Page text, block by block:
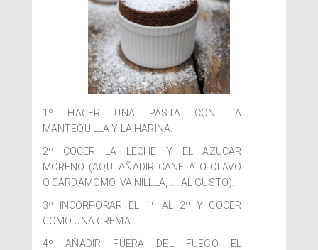
1º HACER UNA PASTA CON LA
MANTEQUILLA Y LA HARINA.
2º COCER LA LECHE Y EL AZUCAR
MORENO (AQUI AÑADIR CANELA O CLAVO
O CARDAMOMO, VAINILLLA, .....AL GUSTO).
3º INCORPORAR EL 1º AL 2º Y COCER
COMO UNA CREMA.
4º AÑADIR FUERA DEL FUEGO EL